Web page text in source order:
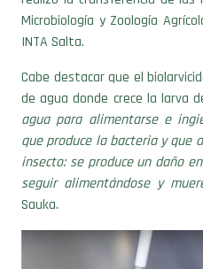
Microbiología y Zoología
INTA Salta.
Cabe destacar que el
de agua donde crece la larva
agua para alimentarse e
que produce la bacteria y que
insecto: se produce un daño
seguir alimentándose y
Sauka.